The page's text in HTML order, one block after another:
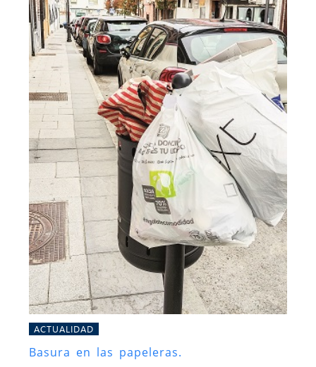
ACTUALIDAD
Basura en las papeleras.